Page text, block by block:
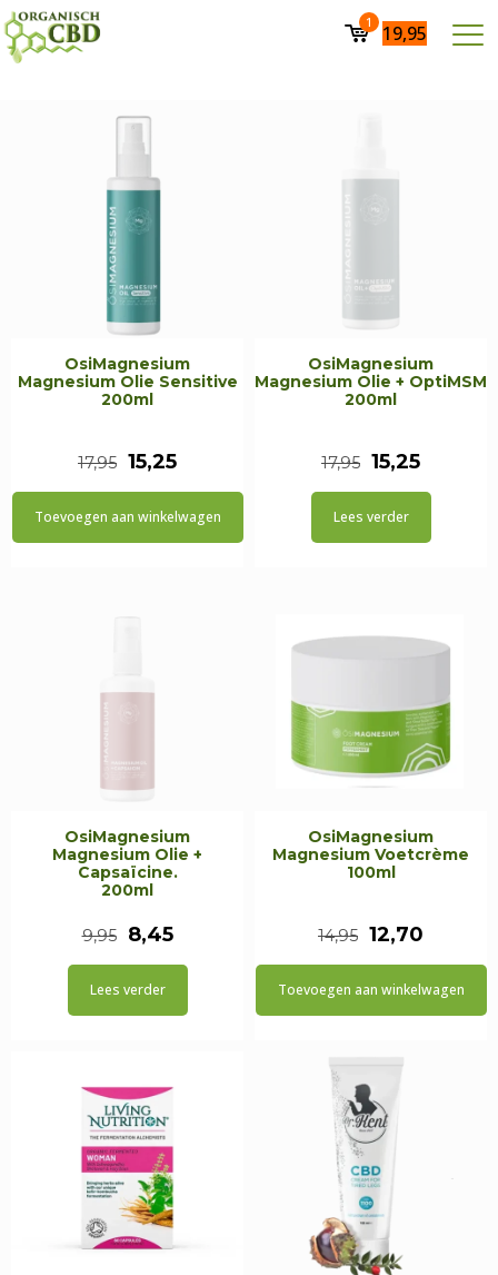
1 19,95
OsiMagnesium
Magnesium Olie Sensitive
200ml
17,95 Oorspronkelijke
prijs
15,25Huidige
prijs
Toevoegen aan winkelwagen
OsiMagnesium
Magnesium Olie + OptiMSM
200ml
17,95
prijs
15,25Huidige
prijs
Lees verder
OsiMagnesium
Magnesium Olie +
Capsaïcine.
200ml
9,95
Oorspronkelijke
prijs
8,45Huidige
prijs
Lees verder
OsiMagnesium
Magnesium Voetcrème
100ml
14,95
prijs
12,70
prijs
Toevoegen aan winkelwagen